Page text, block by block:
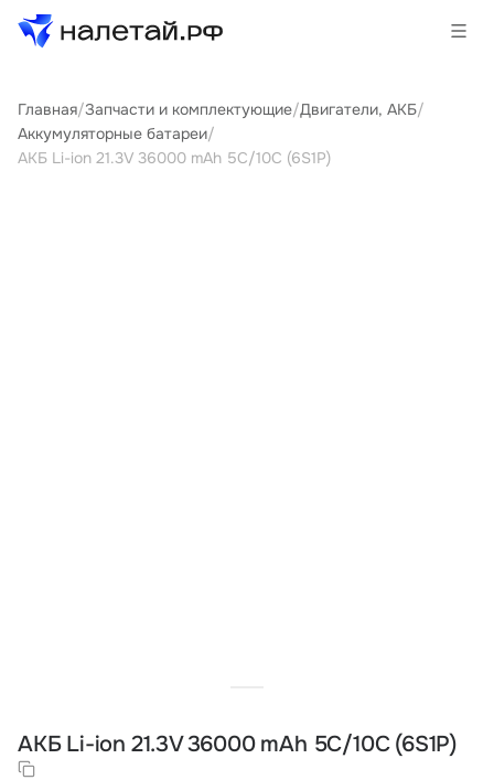
Товары
Главная/Запчасти и комплектующие/Двигатели, АКБ/
Аккумуляторные батареи/
АКБ Li-ion 21.3V 36000 mAh 5C/10С (6S1P)
АКБ Li-ion 21.3V 36000 mAh 5C/10С (6S1P)